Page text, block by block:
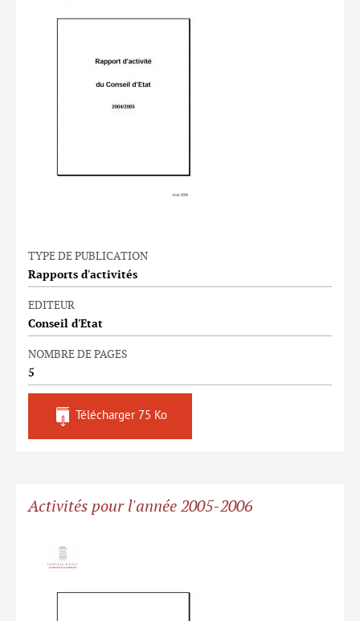
TYPE DE PUBLICATION
Rapports d'activités
EDITEUR
Conseil d'Etat
NOMBRE DE PAGES
5
Télécharger 75 Ko
Activités pour l'année 2005-2006